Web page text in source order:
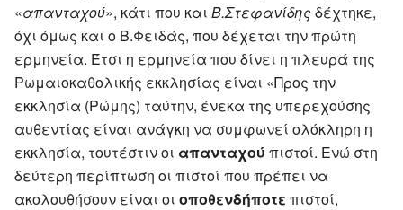
«απανταχού», κάτι που και Β.Στεφανίδηςδέχτηκε,
όχι όμως και ο Β.Φειδάς, που δέχεται την πρώτη
ερμηνεία. Έτσι η ερμηνεία που δίνει η πλευρά της
Ρωμαιοκαθολικής εκκλησίας είναι «Προς την
εκκλησία (Ρώμης) ταύτην, ένεκα της υπερεχούσης
αυθεντίας είναι ανάγκη να συμφωνεί ολόκληρη η
εκκλησία, τουτέστιν οι απανταχού πιστοί. Ενώ στη
δεύτερη περίπτωση οι πιστοί που πρέπει να
ακολουθήσουν είναι οι οποθενδήποτε πιστοί,